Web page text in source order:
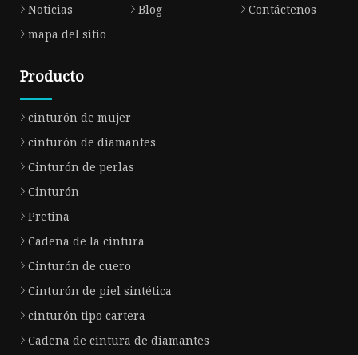
Noticias
Blog
Contáctenos
mapa del sitio
Producto
cinturón de mujer
cinturón de diamantes
Cinturón de perlas
Cinturón
Pretina
Cadena de la cintura
Cinturón de cuero
Cinturón de piel sintética
cinturón tipo cartera
Cadena de cintura de diamantes